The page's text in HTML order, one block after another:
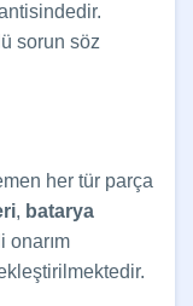
sorun söz
her tür parça
, batarya
onarım